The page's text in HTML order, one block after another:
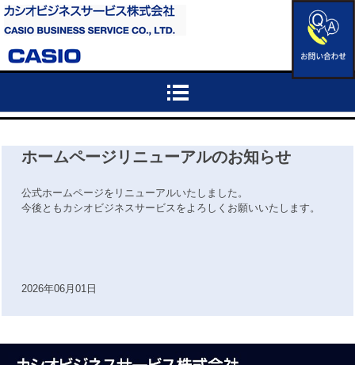
ホームページリニューアルのお知らせ
公式ホームページをリニューアルいたしました。
今後ともカシオビジネスサービスをよろしくお願いいたします。
2026年06月01日